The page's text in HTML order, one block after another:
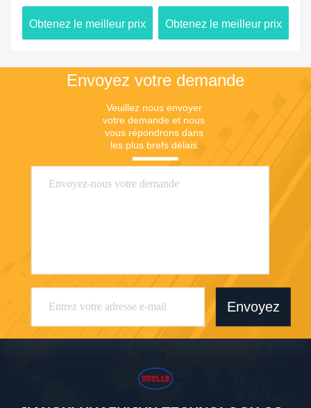
Obtenez le meilleur prix
acide de preuve
Obtenez le meilleur prix
Envoyez votre demande
Veuillez nous envoyer
votre demande et nous
vous répondrons dans
les plus brefs délais.
Envoyez